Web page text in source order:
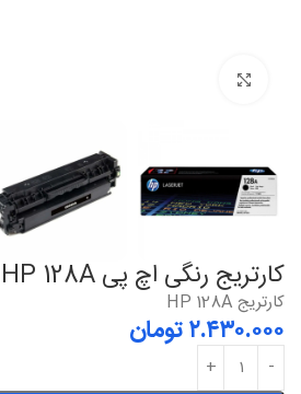
کارتریج رنگی اچ پی HP 128A
کارتریج HP 128A
۲.۴۳۰.۰۰۰تومان